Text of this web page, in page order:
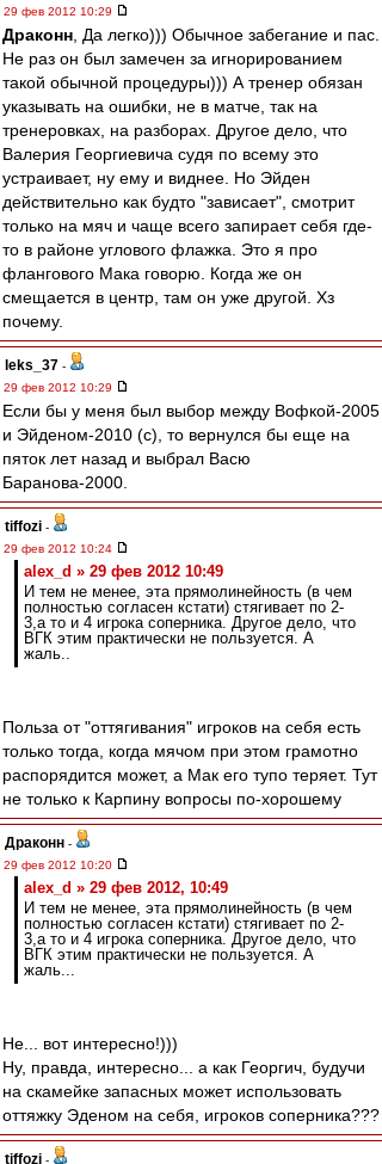
29 фев 2012 10:29
Драконн , Да легко))) Обычное забегание и пас.
Не раз он был замечен за игнорированием
такой обычной процедуры))) А тренер обязан
указывать на ошибки, не в матче, так на
тренеровках, на разборах. Другое дело, что
Валерия Георгиевича судя по всему это
устраивает, ну ему и виднее. Но Эйден
действительно как будто "зависает", смотрит
только на мяч и чаще всего запирает себя где-
то в районе углового флажка. Это я про
флангового Мака говорю. Когда же он
смещается в центр, там он уже другой. Хз
почему.
leks_37 -
29 фев 2012 10:29
Если бы у меня был выбор между Вофкой-2005
и Эйденом-2010 (с), то вернулся бы еще на
пяток лет назад и выбрал Васю
Баранова-2000.
tiffozi -
29 фев 2012 10:24
alex_d » 29 фев 2012 10:49
И тем не менее, эта прямолинейность (в чем
полностью согласен кстати) стягивает по 2-
3,а то и 4 игрока соперника. Другое дело, что
ВГК этим практически не пользуется. А
жаль..
Польза от "оттягивания" игроков на себя есть
только тогда, когда мячом при этом грамотно
распорядится может, а Мак его тупо теряет. Тут
не только к Карпину вопросы по-хорошему
Драконн -
29 фев 2012 10:20
alex_d » 29 фев 2012, 10:49
И тем не менее, эта прямолинейность (в чем
полностью согласен кстати) стягивает по 2-
3,а то и 4 игрока соперника. Другое дело, что
ВГК этим практически не пользуется. А
жаль...
Не... вот интересно!)))
Ну, правда, интересно... а как Георгич, будучи
на скамейке запасных может использовать
оттяжку Эденом на себя, игроков соперника???
tiffozi -